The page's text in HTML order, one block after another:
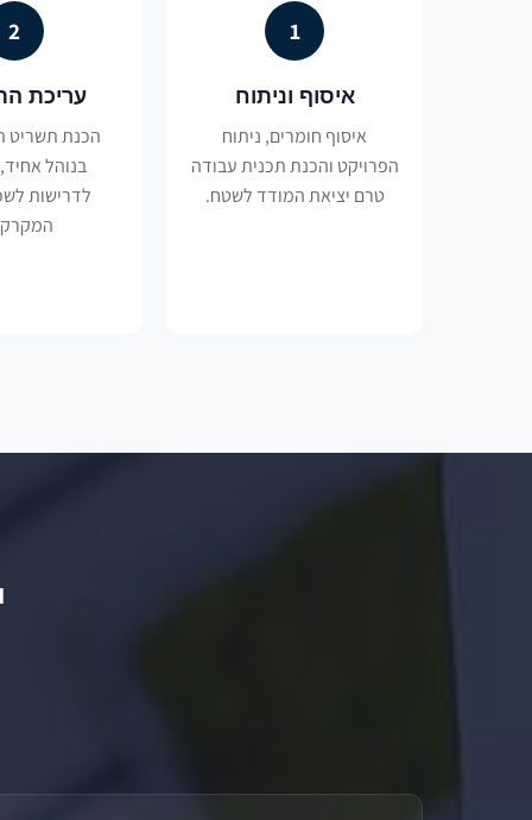
1
איסוף וניתוח
איסוף חומרים, ניתוח
הפרויקט והכנת תכנית עבודה
טרם יציאת המודד לשטח.
2
עריכת
הכנת תשריט
בנוהל
לדרישות